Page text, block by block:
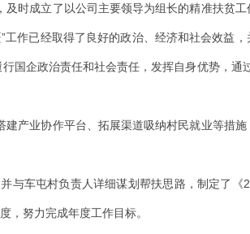
时成立了以公司主要领导为组长的精准扶贫工
作已经取得了良好的政治、经济和社会效益，
国企政治责任和社会责任，发挥自身优势，通
产业协作平台、拓展渠道吸纳村民就业等措施
车屯村负责人详细谋划帮扶思路，制定了《
，努力完成年度工作目标。